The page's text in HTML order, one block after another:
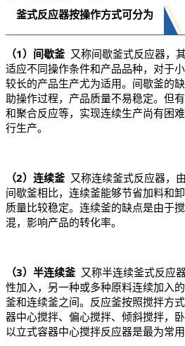
釜式反应器按操作方式可分为
（1）间歇釜又称间歇釜式反应器，
适应不同操作条件和产品品种，对于
较长的产品生产尤为适用。间歇釜的
助操作过程，产品质量不易稳定。但
和聚合反应等，实现连续生产尚有困
行生产。
（2）连续釜又称连续釜式反应器，
间歇釜相比，连续釜能够节省加料和
质量比较稳定。连续釜的缺点是由于
混，影响产品的转化率。
（3）半连续釜又称半连续釜式反应
性加入，另一种或多种原料连续加入
釜和连续釜之间。反应釜按照搅拌方
器中心搅拌、偏心搅拌、倾斜搅拌，
以立式容器中心搅拌反应器是最为常用